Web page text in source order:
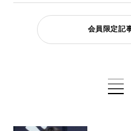
会員限定記